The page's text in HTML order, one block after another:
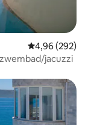
Gemiddelde
4,96 (292)
jacuzzi